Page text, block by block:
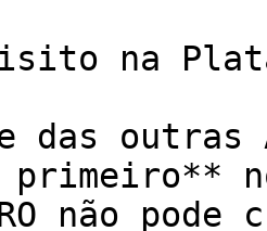
na
das
primeiro**
não